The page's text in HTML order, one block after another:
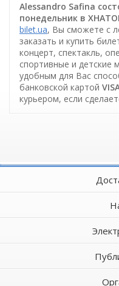
Alessandro Safina
понедельник в
bilet.ua, Вы сможете с
заказать и купить
концерт, спектакль,
спортивные и детские
удобным для Вас
банковской картой
курьером, если